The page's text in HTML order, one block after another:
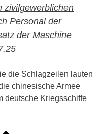
zivilgewerblichen
Personal der
der Maschine
die Schlagzeilen lauten
chinesische Armee
deutsche Kriegsschiffe